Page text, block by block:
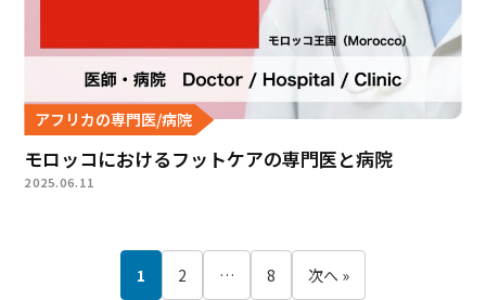
アフリカの専門医/病院
モロッコにおけるフットケアの専門医と病院
2025.06.11
1 2 … 8 次へ »